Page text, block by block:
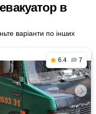
в
варіанти по інших
6.4 7